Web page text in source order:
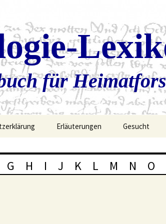
für
Erläuterungen Gesucht
G H I J K L M N O